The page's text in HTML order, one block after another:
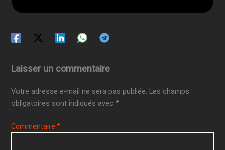
Laisser un commentaire
Votre adresse e-mail ne sera pas publiée. Les champs
obligatoires sont indiqués avec*
Commentaire*